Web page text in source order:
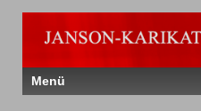
Menü